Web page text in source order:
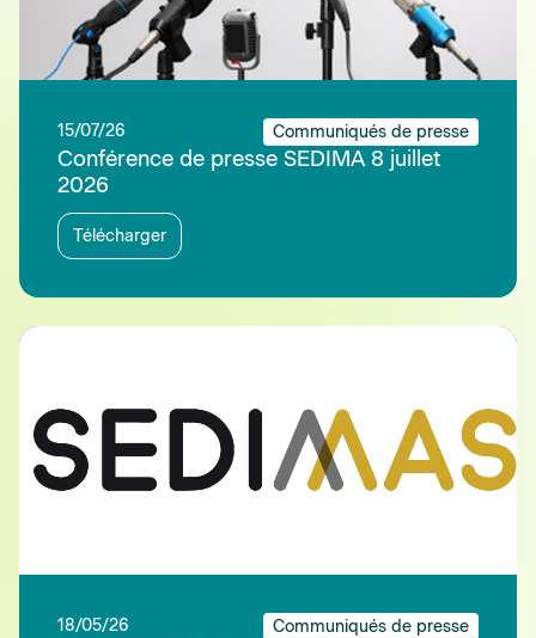
15/07/26 Communiqués de presse
Conférence de presse SEDIMA 8 juillet
2026
Télécharger
18/05/26 Communiqués de presse